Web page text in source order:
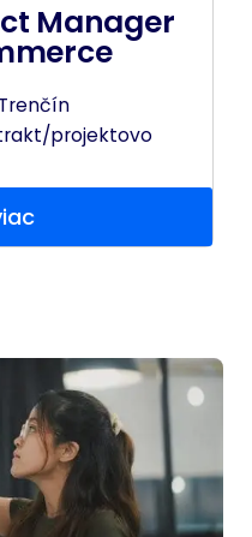
Manager
projektovo